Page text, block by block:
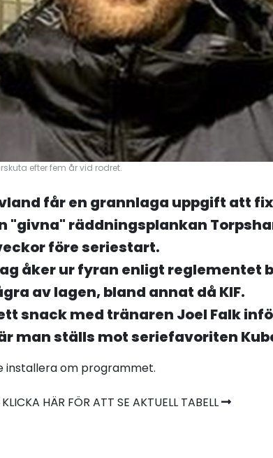
efter fem år vid rodret.
får en grannlaga uppgift att
"givna" räddningsplankan
före seriestart.
åker ur fyran enligt reglementet
av lagen, bland annat då KIF.
snack med tränaren Joel Falk
man ställs mot seriefavoriten
installera om programmet.
KLICKA HÄR FÖR ATT SE AKTUELL TABELL